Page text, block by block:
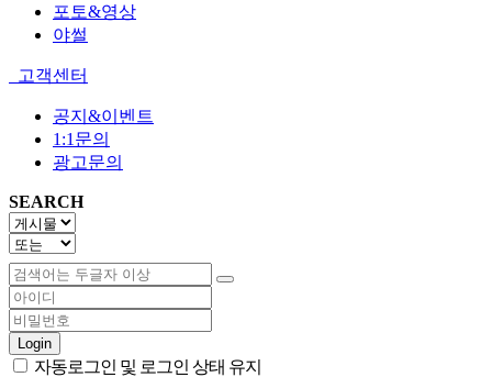
포토&영상
야썰
고객센터
공지&이벤트
1:1문의
광고문의
SEARCH
Login
자동로그인 및 로그인 상태 유지